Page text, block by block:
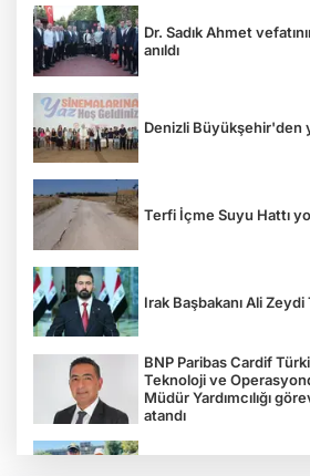
Dr. Sadık Ahmet
anıldı
Denizli Büyükşehir'den
Terfi İçme Suyu Hattı
Irak Başbakanı Ali
BNP Paribas Cardif
Teknoloji ve
Müdür Yardımcılığı
atandı